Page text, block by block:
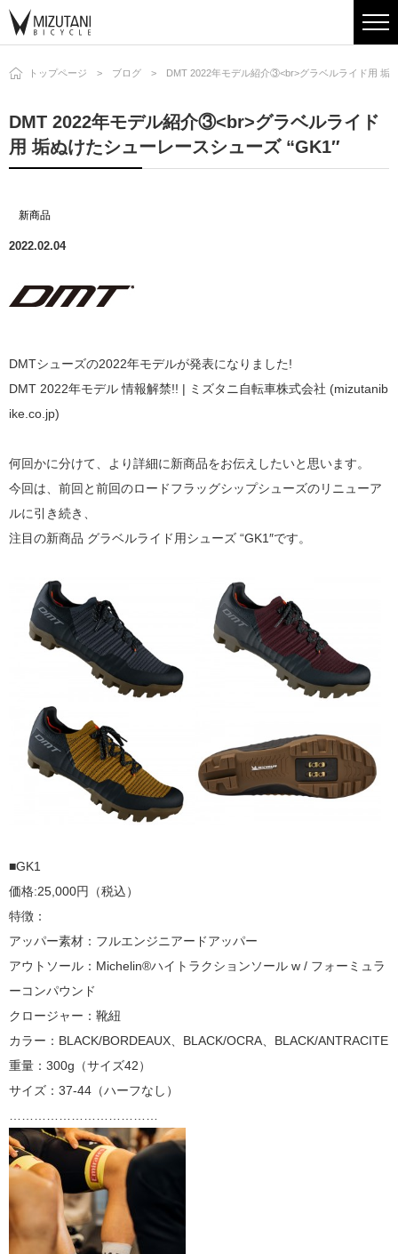
トップページ ブログ DMT 2022年モデル紹介③<br>グラベルライド用 垢
DMT 2022年モデル紹介③<br>グラベルライド
用 垢ぬけたシューレースシューズ “GK1″
新商品
2022.02.04
DMTシューズの2022年モデルが発表になりました!
DMT 2022年モデル 情報解禁!! | ミズタニ自転車株式会社 (mizutanib
ike.co.jp)
何回かに分けて、より詳細に新商品をお伝えしたいと思います。
今回は、前回と前回のロードフラッグシップシューズのリニューア
ルに引き続き、
注目の新商品 グラベルライド用シューズ “GK1″です。
■GK1
価格:25,000円（税込）
特徴：
アッパー素材：フルエンジニアードアッパー
アウトソール：Michelin®ハイトラクションソール w / フォーミュラ
ーコンパウンド
クロージャー：靴紐
カラー：BLACK/BORDEAUX、BLACK/OCRA、BLACK/ANTRACITE
重量：300g（サイズ42）
サイズ：37-44（ハーフなし）